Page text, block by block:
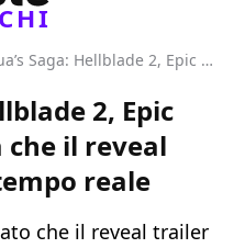
Senua’s Saga: Hellblade 2, Epic Games conferma che il reveal trailer girava in tempo reale
2, Epic
che il reveal
reale
che il reveal trailer